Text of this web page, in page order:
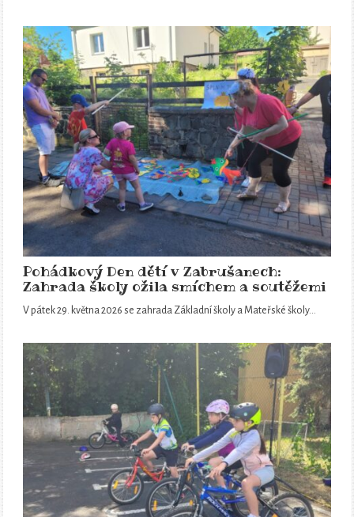
Pohádkový Den dětí v Zabrušanech:
Zahrada školy ožila smíchem a soutěžemi
V pátek 29. května 2026 se zahrada Základní školy a Mateřské školy…